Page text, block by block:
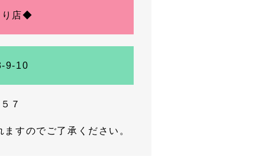
り店◆
9-10
７
すのでご了承ください。